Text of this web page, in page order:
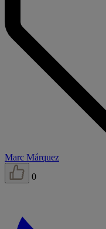
Marc Márquez
0